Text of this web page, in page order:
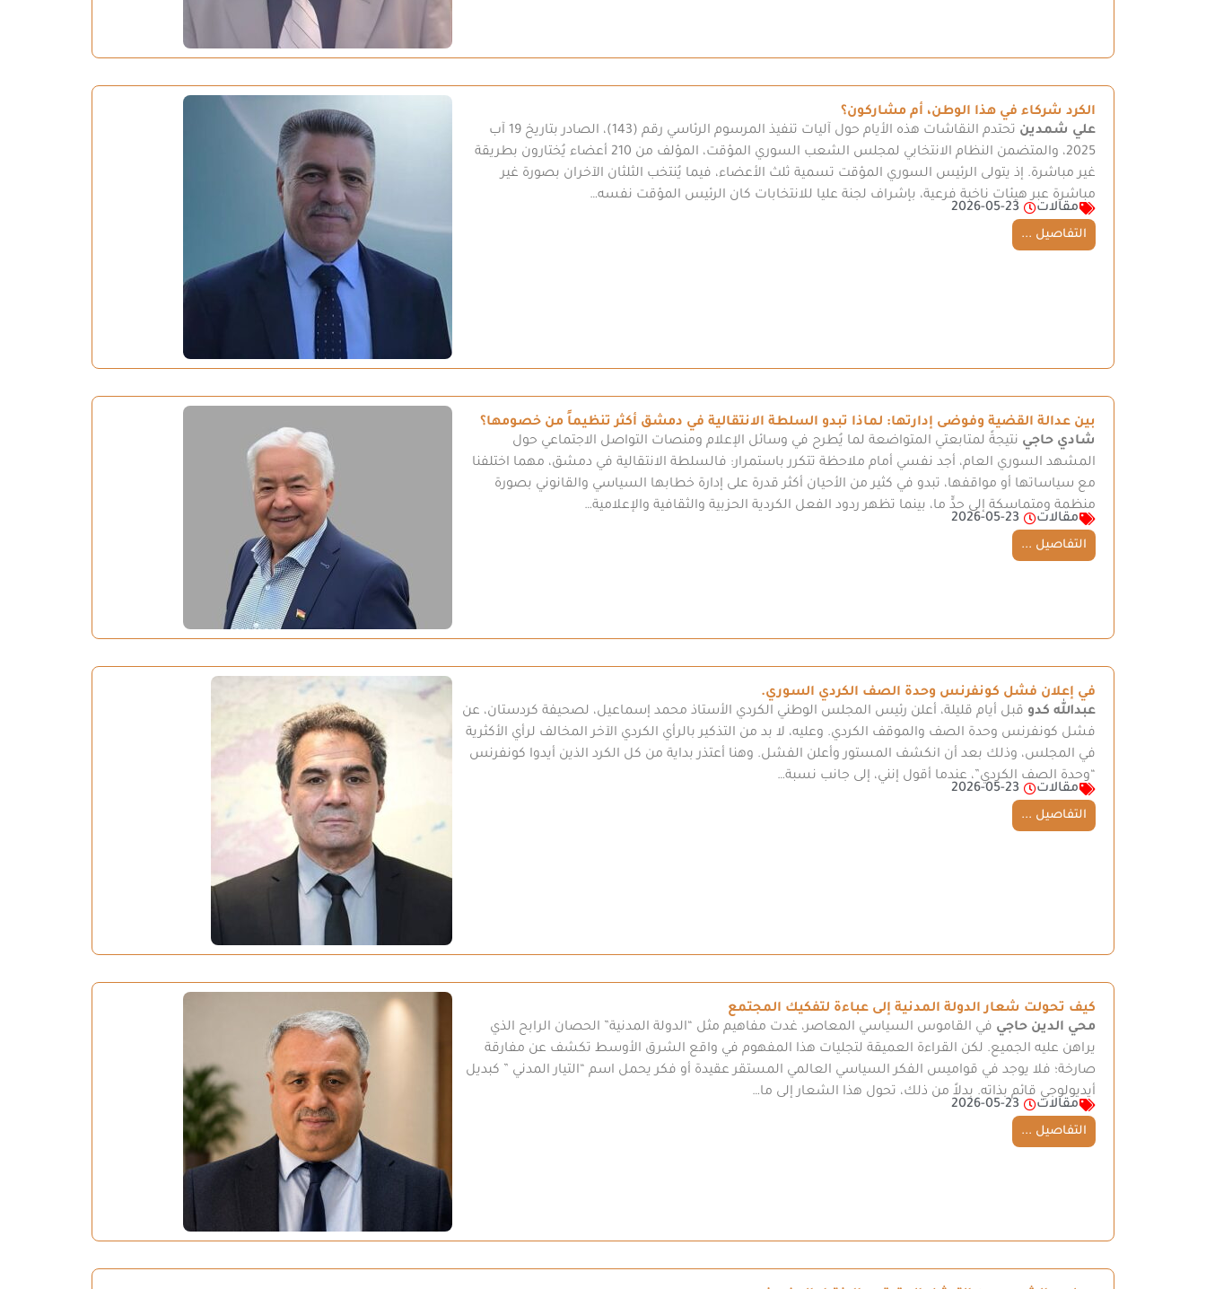
الكرد شركاء في هذا الوطن، أم مشاركون؟
علي شمدين
تحتدم النقاشات هذه الأيام حول آليات تنفيذ المرسوم الرئاسي رقم (143)، الصادر بتاريخ 19 آب
2025، والمتضمن النظام الانتخابي لمجلس الشعب السوري المؤقت، المؤلف من 210 أعضاء يُختارون بطريقة
غير مباشرة. إذ يتولى الرئيس السوري المؤقت تسمية ثلث الأعضاء، فيما يُنتخب الثلثان الآخران بصورة غير
مباشرة عبر هيئات ناخبة فرعية، بإشراف لجنة عليا للانتخابات كان الرئيس المؤقت نفسه…
مقالات
2026-05-23
التفاصيل ...
بين عدالة القضية وفوضى إدارتها: لماذا تبدو السلطة الانتقالية في دمشق أكثر تنظيماً من خصومها؟
شادي حاجي نتيجةً لمتابعتي المتواضعة لما يُطرح في وسائل الإعلام ومنصات التواصل الاجتماعي حول
المشهد السوري العام، أجد نفسي أمام ملاحظة تتكرر باستمرار: فالسلطة الانتقالية في دمشق، مهما اختلفنا
مع سياساتها أو مواقفها، تبدو في كثير من الأحيان أكثر قدرة على إدارة خطابها السياسي والقانوني بصورة
منظمة ومتماسكة إلى حدٍّ ما، بينما تظهر ردود الفعل الكردية الحزبية والثقافية والإعلامية…
مقالات
2026-05-23
التفاصيل ...
في إعلان فشل كونفرنس وحدة الصف الكردي السوري.
عبدالله كدو قبل أيام قليلة، أعلن رئيس المجلس الوطني الكردي الأستاذ محمد إسماعيل، لصحيفة كردستان، عن
فشل كونفرنس وحدة الصف والموقف الكردي. وعليه، لا بد من التذكير بالرأي الكردي الآخر المخالف لرأي الأكثرية
في المجلس، وذلك بعد أن انكشف المستور وأعلن الفشل. وهنا أعتذر بداية من كل الكرد الذين أيدوا كونفرنس
“وحدة الصف الكردي”، عندما أقول إنني، إلى جانب نسبة…
مقالات
2026-05-23
التفاصيل ...
كيف تحولت شعار الدولة المدنية إلى عباءة لتفكيك المجتمع
محي الدين حاجي في القاموس السياسي المعاصر، غدت مفاهيم مثل “الدولة المدنية” الحصان الرابح الذي
يراهن عليه الجميع. لكن القراءة العميقة لتجليات هذا المفهوم في واقع الشرق الأوسط تكشف عن مفارقة
صارخة؛ فلا يوجد في قواميس الفكر السياسي العالمي المستقر عقيدة أو فكر يحمل اسم “التيار المدني ” كبديل
أيديولوجي قائم بذاته. بدلاً من ذلك، تحول هذا الشعار إلى ما…
مقالات
2026-05-23
التفاصيل ...